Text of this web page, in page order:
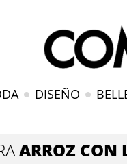
DISEÑO
ARROZ CON